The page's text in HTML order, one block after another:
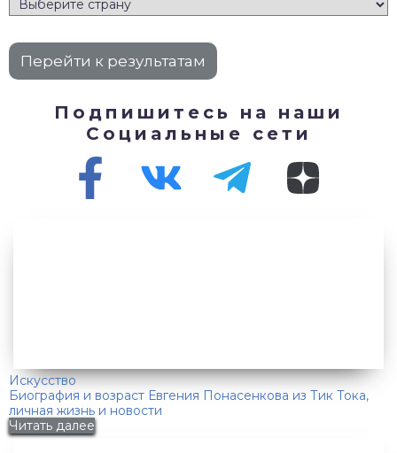
Подпишитесь на наши
Социальные сети
Искусство
Биография и возраст Евгения Понасенкова из Тик Тока,
личная жизнь и новости
Читать далее